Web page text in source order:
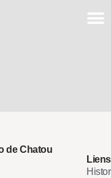
de Chatou